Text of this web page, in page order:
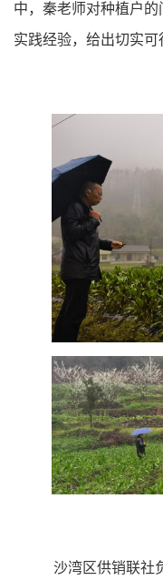
中， 秦老师对种植户的
实践经验，给出切实可
沙湾区供销联社